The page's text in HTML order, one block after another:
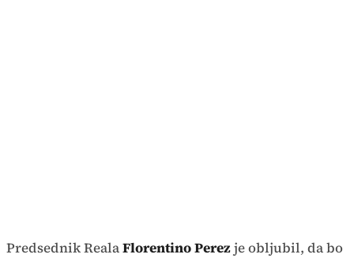
Predsednik RealaFlorentino Perezje obljubil, da bo